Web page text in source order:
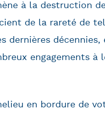
à la destruction
de la rareté de
dernières décennies,
engagements à
en bordure de